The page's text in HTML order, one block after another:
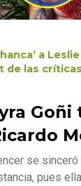
a
de las críticas
se
pues